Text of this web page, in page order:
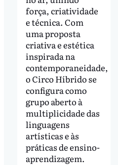
força, criatividade
e técnica. Com
uma proposta
criativa e estética
inspirada na
contemporaneidade,
o Circo Híbrido se
configura como
grupo aberto à
multiplicidade das
linguagens
artísticas e às
práticas de ensino-
aprendizagem.